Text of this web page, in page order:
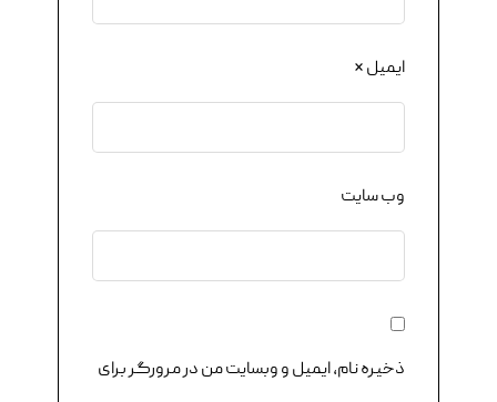
ایمیل*
وب‌ سایت
ذخیره نام، ایمیل و وبسایت من در مرورگر برای